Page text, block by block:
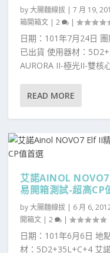
by大腸麵線拔 |7 月 19,
箱開箱文 |2 |
日期：101年7月24日
已出貨 使用器材：
AURORA II-極光II-雙核
READ MORE
艾諾AINOL
易開箱測試-超高CP
by大腸麵線拔 | 6 月 6,
開箱文 |2 |
日期：101年6月6日 地
材：5D2+35L+C+4 艾